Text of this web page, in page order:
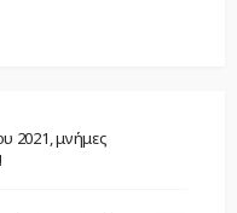
2021, μνήμες